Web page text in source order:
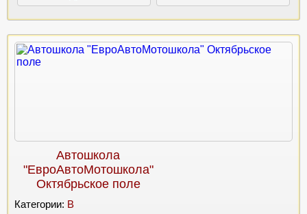
Автошкола
"ЕвроАвтоМотошкола"
Октябрьское поле
Категории: B